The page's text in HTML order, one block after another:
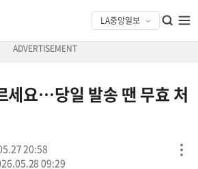
세요…당일 발송 땐 무효 처
20:58
09:29